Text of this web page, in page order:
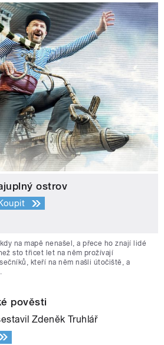
ostrov
na mapě nenašel, a přece ho znají lidé
sto třicet let na něm prožívají
kteří na něm našli útočiště, a
pověsti
Zdeněk Truhlář